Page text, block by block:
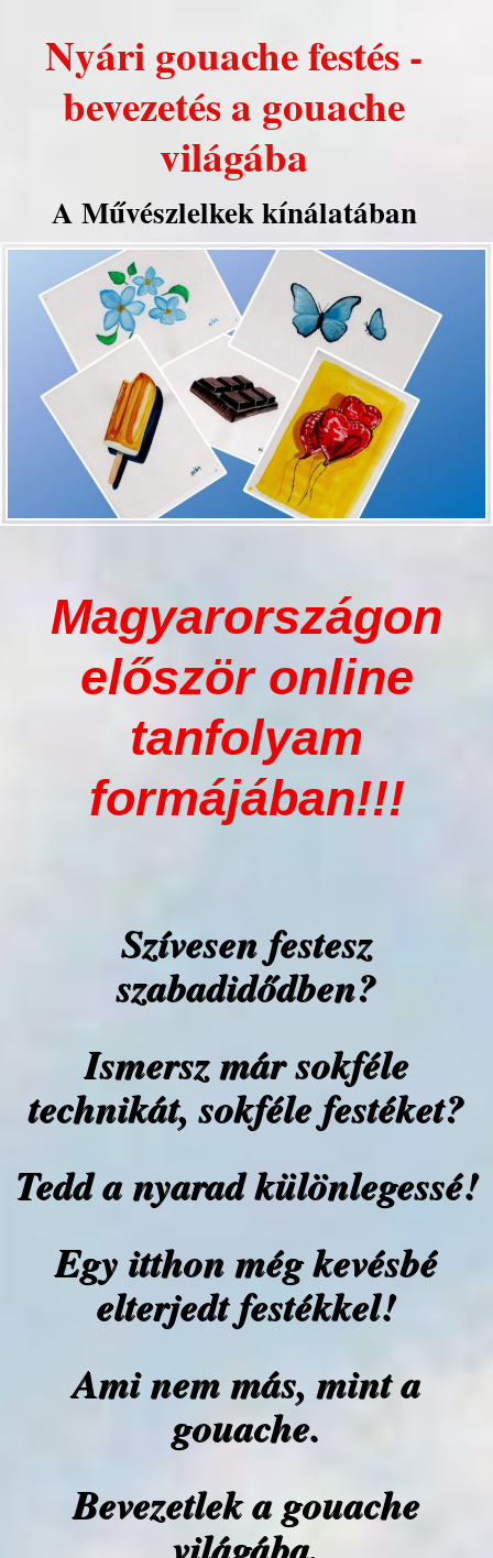
Nyári gouache festés -
bevezetés a gouache
világába
A Művészlelkek kínálatában
Magyarországon
először online
tanfolyam
formájában!!!
Szívesen festesz
szabadidődben?
Ismersz már sokféle
technikát, sokféle festéket?
Tedd a nyarad különlegessé!
Egy itthon még kevésbé
elterjedt festékkel!
Ami nem más, mint a
gouache.
Bevezetlek a gouache